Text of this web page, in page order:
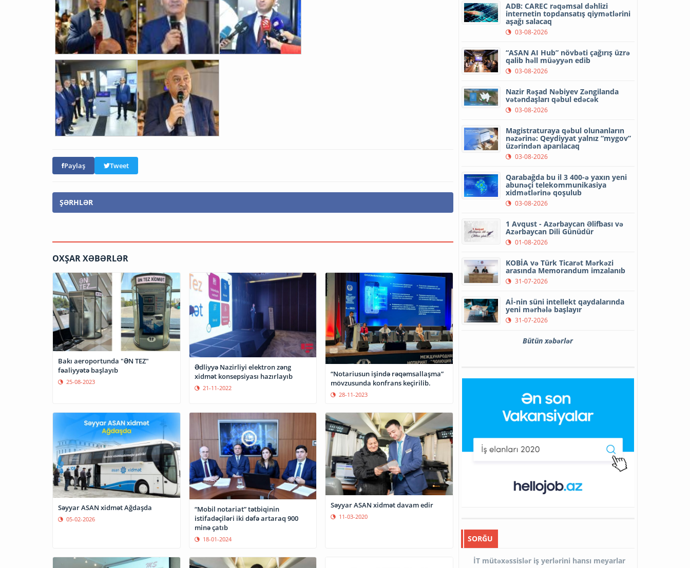
Paylaş Tweet
ŞƏRHLƏR
OXŞAR XƏBƏRLƏR
Bakı aeroportunda "ƏN TEZ"
fəaliyyətə başlayıb
25-08-2023
Ədliyyə Nazirliyi elektron zəng
xidmət konsepsiyası hazırlayıb
21-11-2022
“Notariusun işində rəqəmsallaşma”
mövzusunda konfrans keçirilib.
28-11-2023
Səyyar ASAN xidmət Ağdaşda
05-02-2026
“Mobil notariat” tətbiqinin
istifadəçiləri iki dəfə artaraq 900
minə çatıb
18-01-2024
Səyyar ASAN xidmət davam edir
11-03-2020
ADB: CAREC rəqəmsal dəhlizi
internetin topdansatış qiymətlərini
aşağı salacaq
03-08-2026
“ASAN AI Hub” növbəti çağırış üzrə
qalib həll müəyyən edib
03-08-2026
Nazir Rəşad Nəbiyev Zəngilanda
vətəndaşları qəbul edəcək
03-08-2026
Magistraturaya qəbul olunanların
nəzərinə: Qeydiyyat yalnız “mygov”
üzərindən aparılacaq
03-08-2026
Qarabağda bu il 3 400-ə yaxın yeni
abunəçi telekommunikasiya
xidmətlərinə qoşulub
03-08-2026
1 Avqust - Azərbaycan Əlifbası və
Azərbaycan Dili Günüdür
01-08-2026
KOBİA və Türk Ticarət Mərkəzi
arasında Memorandum imzalanıb
31-07-2026
Aİ-nin süni intellekt qaydalarında
yeni mərhələ başlayır
31-07-2026
Bütün xəbərlər
SORĞU
İT mütəxəssislər iş yerlərini hansı meyarlar